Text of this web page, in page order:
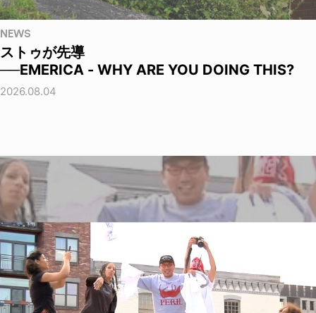
NEWS
ストゥが先導
──EMERICA - WHY ARE YOU DOING THIS?
2026.08.04